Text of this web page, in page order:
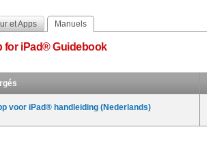
et Apps Manuels
for iPad® Guidebook
voor iPad® handleiding (Nederlands)